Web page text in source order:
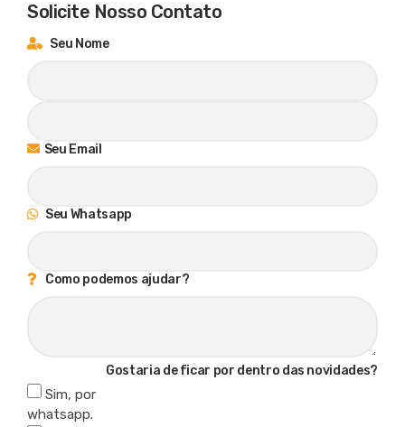
Solicite Nosso Contato
Seu Nome
Seu Email
Seu Whatsapp
Como podemos ajudar?
Gostaria de ficar por dentro das novidades?
Sim, por
whatsapp.